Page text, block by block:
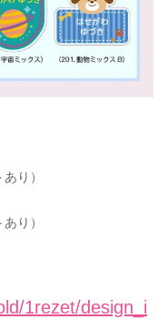
り）
り）
1rezet/design_i